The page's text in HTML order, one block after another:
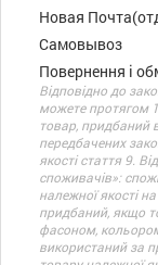
Новая
Самовывоз
Повернення і
Відповідно до
можете протягом
товар, придбаний
передбачених
якості стаття 9.
споживачів»:
належної якості
придбаний, якщо
фасоном,
використаний за